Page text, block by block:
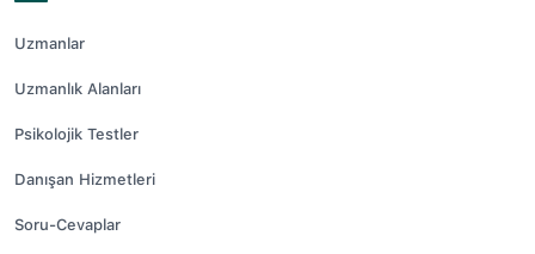
Uzmanlar
Uzmanlık Alanları
Psikolojik Testler
Danışan Hizmetleri
Soru-Cevaplar